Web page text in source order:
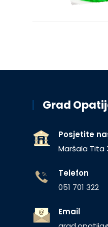
Grad
Posjetite
Maršala Tita
Telefon
051 701 322
Email